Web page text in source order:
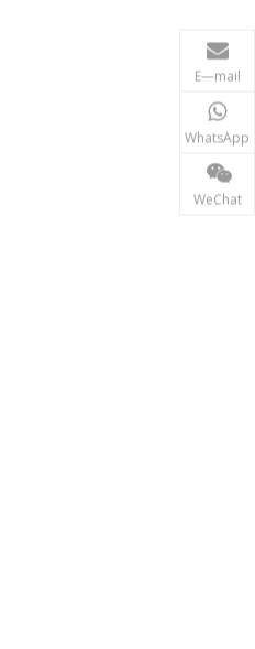
E—mail
WhatsApp
WeChat